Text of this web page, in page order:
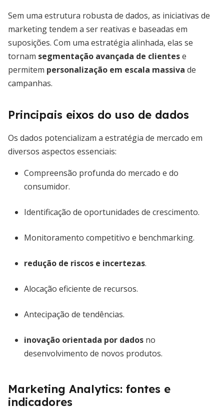
Sem uma estrutura robusta de dados, as iniciativas de
marketing tendem a ser reativas e baseadas em
suposições. Com uma estratégia alinhada, elas se
tornam segmentação avançada de clientese
permitem personalização em escala massiva de
campanhas.
Principais eixos do uso de dados
Os dados potencializam a estratégia de mercado em
diversos aspectos essenciais:
Compreensão profunda do mercado e do
consumidor.
Identificação de oportunidades de crescimento.
Monitoramento competitivo e benchmarking.
redução de riscos e incertezas.
Alocação eficiente de recursos.
Antecipação de tendências.
inovação orientada por dados no
desenvolvimento de novos produtos.
Marketing Analytics: fontes e
indicadores